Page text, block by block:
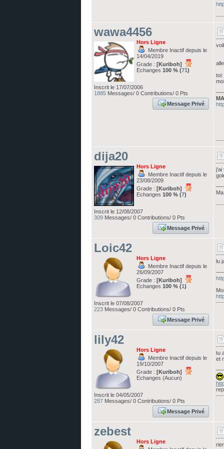
wawa4456
Hors Ligne
Membre Inactif depuis le
14/04/2019
Grade : [Kuriboh]
Echanges 100 % (71)
Inscrit le 17/07/2006
1885 Messages/ 0 Contributions/ 0 Pts
Message Privé
dija20
Hors Ligne
Membre Inactif depuis le
23/08/2009
Grade : [Kuriboh]
Echanges 100 % (7)
Inscrit le 12/08/2007
309 Messages/ 0 Contributions/ 0 Pts
Message Privé
j'ai
Loic42
Hors Ligne
Membre Inactif depuis le
26/09/2007
Grade : [Kuriboh]
Echanges 100 % (1)
Inscrit le 07/08/2007
223 Messages/ 0 Contributions/ 0 Pts
Message Privé
lu
lily42
Hors Ligne
Membre Inactif depuis le
19/10/2007
Grade : [Kuriboh]
Echanges (Aucun)
Inscrit le 04/05/2007
287 Messages/ 0 Contributions/ 0 Pts
Message Privé
tu
et
zebest
Hors Ligne